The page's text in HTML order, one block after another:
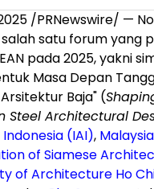
/PRNewswire/ —
satu forumyang
pada 2025, yakni
Masa Depan
Baja" (
Steel Architectural
(IAI),
of Siamese
of Architecture Ho